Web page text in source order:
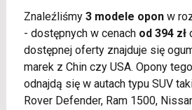
Znaleźliśmy 3 modele oponw
- dostępnych w cenach od 394 zł
dostępnej oferty znajduje się
marek z Chin czy USA. Opony
odnajdą się w autach typu SUV
Rover Defender, Ram 1500,